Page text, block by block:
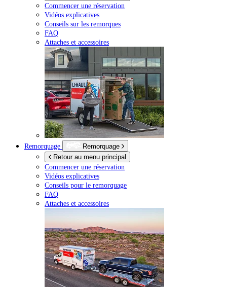
Commencer une réservation
Vidéos explicatives
Conseils sur les remorques
FAQ
Attaches et accessoires
Remorquage
Remorquage
Retour au menu principal
Commencer une réservation
Vidéos explicatives
Conseils pour le remorquage
FAQ
Attaches et accessoires